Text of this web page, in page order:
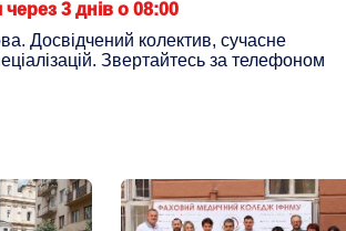
Курси HTML, CSS Курси JavaScript
підприємства
3 днів о 08:00
Досвідчений колектив, сучасне
Звертайтесь за телефоном